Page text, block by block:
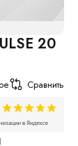
20
Сравнить